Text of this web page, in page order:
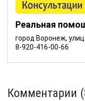
Реальная
город Воронеж,
8-920-416-00-66
Комментарии